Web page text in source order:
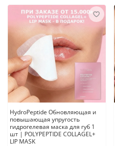
HydroPeptide Обновляющая и
повышающая упругость
гидрогелевая маска для губ 1
шт | POLYPEPTIDE COLLAGEL+
LIP MASK